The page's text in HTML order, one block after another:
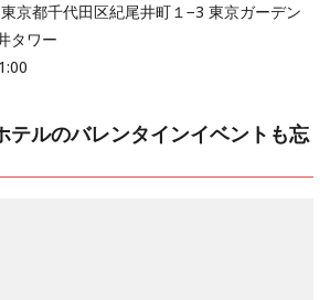
京都千代田区紀尾井町１−3 東京ガーデン
タワー
テルのバレンタインイベントも忘